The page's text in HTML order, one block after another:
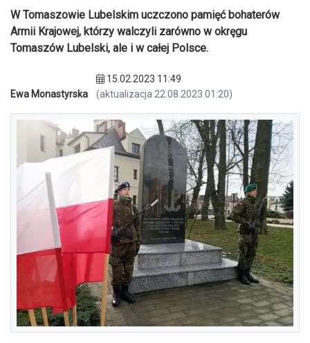
W Tomaszowie Lubelskim uczczono pamięć bohaterów
Armii Krajowej, którzy walczyli zarówno w okręgu
Tomaszów Lubelski, ale i w całej Polsce.
Ewa Monastyrska
15.02.2023 11:49
(aktualizacja 22.08.2023 01:20)